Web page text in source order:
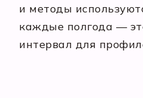
и методы
каждые полгода —
интервал для